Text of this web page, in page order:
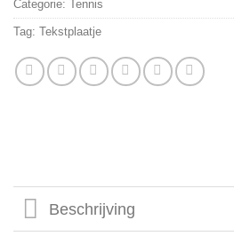
Categorie: Tennis
Tag: Tekstplaatje
Beschrijving